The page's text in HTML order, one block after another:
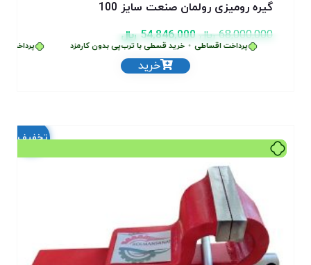
گیره رومیزی رولمان صنعت سایز 100
68,000,000 ﷼54,846,000 ﷼
پرداخت اقساطی خرید قسطی با ترب‌پی بدون کارمزد پرداخت
خرید
تخفیف!